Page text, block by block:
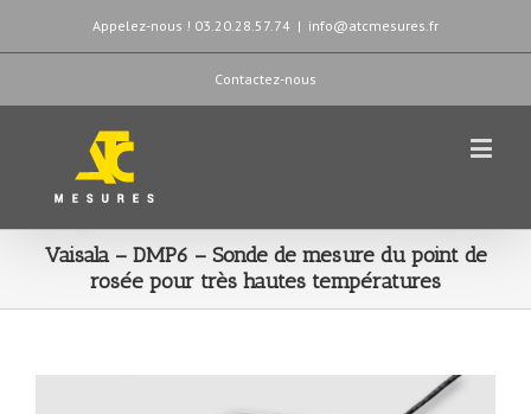
Appelez-nous ! 03.20.28.57.74 | info@atcmesures.fr
Contactez-nous
Vaisala – DMP6 – Sonde de mesure du point de
rosée pour très hautes températures